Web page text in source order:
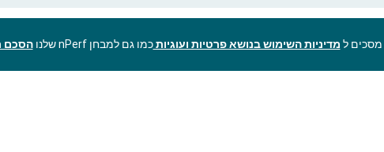
מדיניות השימוש בנושא פרטיות ועוגיותכמו גם למבחן nPerf שלנו הסכם